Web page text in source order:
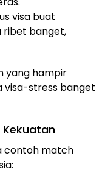
visa buat
ribet banget,
yang hampir
visa-stress banget
contoh match